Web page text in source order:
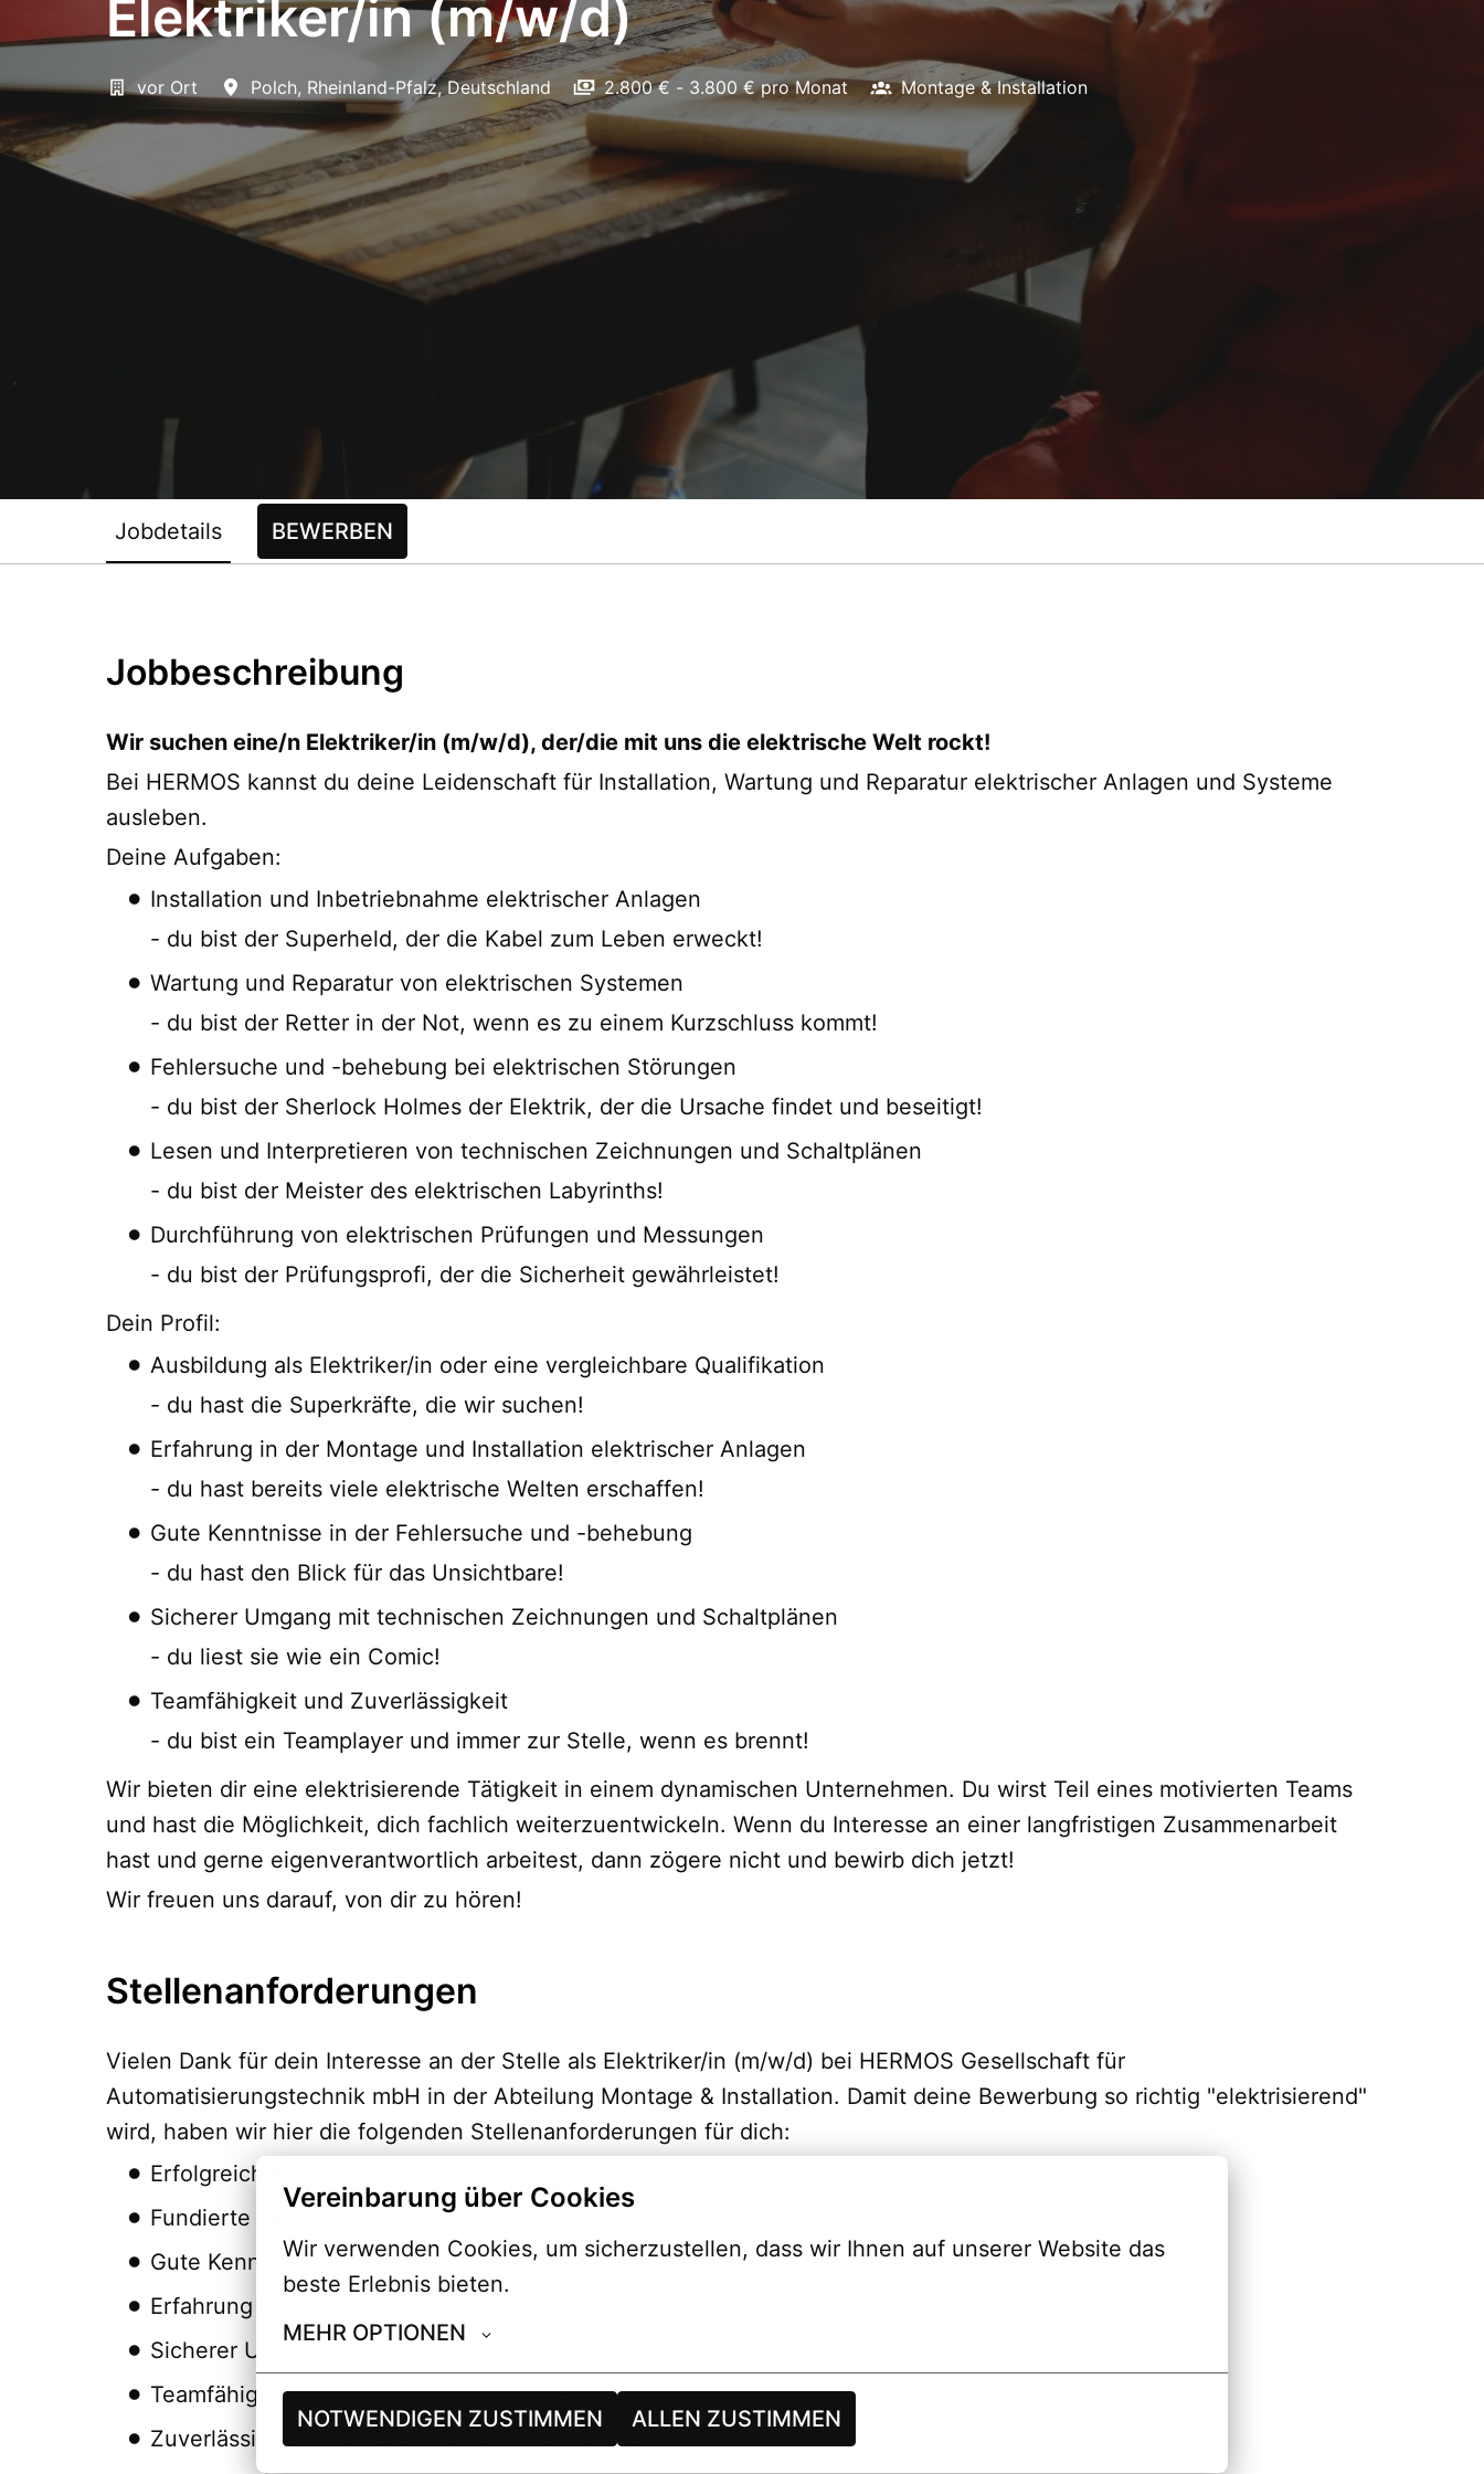
Vereinbarung über Cookies
Wir verwenden Cookies, um sicherzustellen, dass wir Ihnen auf unserer Website das
beste Erlebnis bieten.
MEHR OPTIONEN
NOTWENDIGEN ZUSTIMMEN ALLEN ZUSTIMMEN
Elektriker/in (m/w/d)
vor Ort Polch, Rheinland-Pfalz, Deutschland 2.800 € - 3.800 € pro Monat Montage & Installation
Jobdetails BEWERBEN
Jobbeschreibung
Wir suchen eine/n Elektriker/in (m/w/d), der/die mit uns die elektrische Welt rockt!
Bei HERMOS kannst du deine Leidenschaft für Installation, Wartung und Reparatur elektrischer Anlagen und Systeme
ausleben.
Deine Aufgaben:
Installation und Inbetriebnahme elektrischer Anlagen
- du bist der Superheld, der die Kabel zum Leben erweckt!
Wartung und Reparatur von elektrischen Systemen
- du bist der Retter in der Not, wenn es zu einem Kurzschluss kommt!
Fehlersuche und -behebung bei elektrischen Störungen
- du bist der Sherlock Holmes der Elektrik, der die Ursache findet und beseitigt!
Lesen und Interpretieren von technischen Zeichnungen und Schaltplänen
- du bist der Meister des elektrischen Labyrinths!
Durchführung von elektrischen Prüfungen und Messungen
- du bist der Prüfungsprofi, der die Sicherheit gewährleistet!
Dein Profil:
Ausbildung als Elektriker/in oder eine vergleichbare Qualifikation
- du hast die Superkräfte, die wir suchen!
Erfahrung in der Montage und Installation elektrischer Anlagen
- du hast bereits viele elektrische Welten erschaffen!
Gute Kenntnisse in der Fehlersuche und -behebung
- du hast den Blick für das Unsichtbare!
Sicherer Umgang mit technischen Zeichnungen und Schaltplänen
- du liest sie wie ein Comic!
Teamfähigkeit und Zuverlässigkeit
- du bist ein Teamplayer und immer zur Stelle, wenn es brennt!
Wir bieten dir eine elektrisierende Tätigkeit in einem dynamischen Unternehmen. Du wirst Teil eines motivierten Teams
und hast die Möglichkeit, dich fachlich weiterzuentwickeln. Wenn du Interesse an einer langfristigen Zusammenarbeit
hast und gerne eigenverantwortlich arbeitest, dann zögere nicht und bewirb dich jetzt!
Wir freuen uns darauf, von dir zu hören!
Stellenanforderungen
Vielen Dank für dein Interesse an der Stelle als Elektriker/in (m/w/d) bei HERMOS Gesellschaft für
Automatisierungstechnik mbH in der Abteilung Montage & Installation. Damit deine Bewerbung so richtig "elektrisierend"
wird, haben wir hier die folgenden Stellenanforderungen für dich:
Erfolgreich abgeschlossene Ausbildung als Elektriker/in oder eine vergleichbare Qualifikation
Fundierte Kenntnisse in der Montage und Installation elektrischer Anlagen
Gute Kenntnisse in der Fehlerdiagnose und -behebung
Erfahrung in der Verdrahtung von Schaltschränken und Steuerungsanlagen
Sicherer Umgang mit elektrischen Messgeräten und Werkzeugen
Teamfähigkeit und gute Kommunikationsfähigkeiten
Zuverlässigkeit und Verantwortungsbewusstsein